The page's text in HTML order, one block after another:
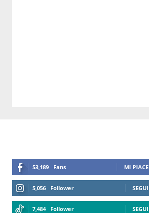
53,189 Fans MI PIACE
5,056 Follower SEGUI
7,484 Follower SEGUI